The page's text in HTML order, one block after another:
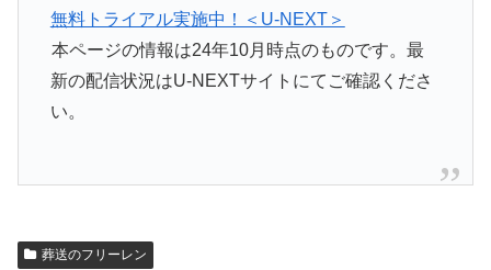
無料トライアル実施中！＜U-NEXT＞
本ページの情報は24年10月時点のものです。最
新の配信状況はU-NEXTサイトにてご確認くださ
い。
葬送のフリーレン